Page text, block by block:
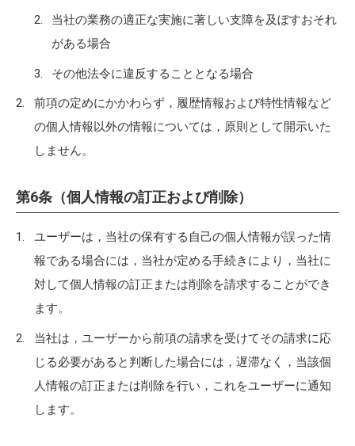
当社の業務の適正な実施に著しい支障を及ぼすおそれ
がある場合
その他法令に違反することとなる場合
前項の定めにかかわらず，履歴情報および特性情報など
の個人情報以外の情報については，原則として開示いた
しません。
第6条（個人情報の訂正および削除）
ユーザーは，当社の保有する自己の個人情報が誤った情
報である場合には，当社が定める手続きにより，当社に
対して個人情報の訂正または削除を請求することができ
ます。
当社は，ユーザーから前項の請求を受けてその請求に応
じる必要があると判断した場合には，遅滞なく，当該個
人情報の訂正または削除を行い，これをユーザーに通知
します。